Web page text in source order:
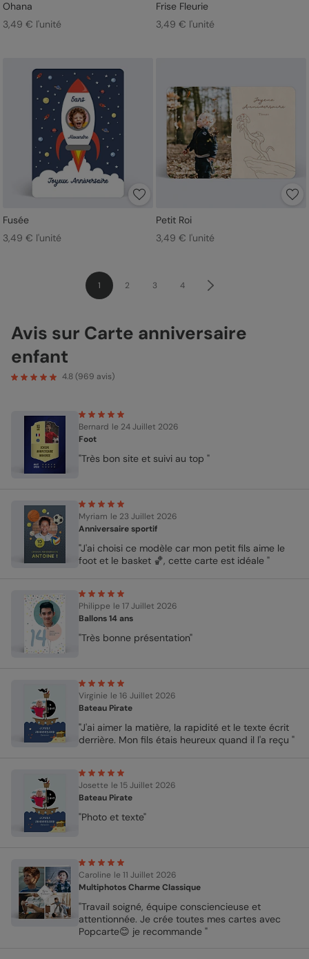
Ohana
3,49 € l'unité
Frise Fleurie
3,49 € l'unité
Fusée
3,49 € l'unité
Petit Roi
3,49 € l'unité
1 2 3 4
Avis sur Carte anniversaire
enfant
4.8(969 avis)
Bernard le 24 Juillet 2026
Foot
"Très bon site et suivi au top "
Myriam le 23 Juillet 2026
Anniversaire sportif
"J'ai choisi ce modèle car mon petit fils aime le
foot et le basket 🏀, cette carte est idéale "
Philippe le 17 Juillet 2026
Ballons 14 ans
"Très bonne présentation"
Virginie le 16 Juillet 2026
Bateau Pirate
"J'ai aimer la matière, la rapidité et le texte écrit
derrière. Mon fils étais heureux quand il l'a reçu "
Josette le 15 Juillet 2026
Bateau Pirate
"Photo et texte"
Caroline le 11 Juillet 2026
Multiphotos Charme Classique
"Travail soigné, équipe consciencieuse et
attentionnée. Je crée toutes mes cartes avec
Popcarte😊 je recommande "